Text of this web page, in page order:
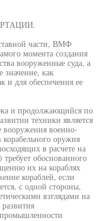
части, ВМФ
момента создания
вооруженные суда, а
значение, как
и для обеспечения ее
и продолжающийся по
техники является
вооружения военно-
оружия
в расчете на
обоснованного
их на кораблях
кораблей, если
с одной стороны,
взглядами на